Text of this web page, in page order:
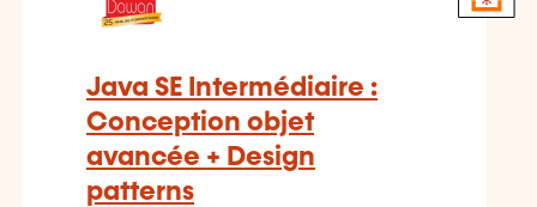
Java SE Intermédiaire :
Conception objet
avancée + Design
patterns